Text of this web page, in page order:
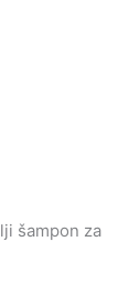
šampon za